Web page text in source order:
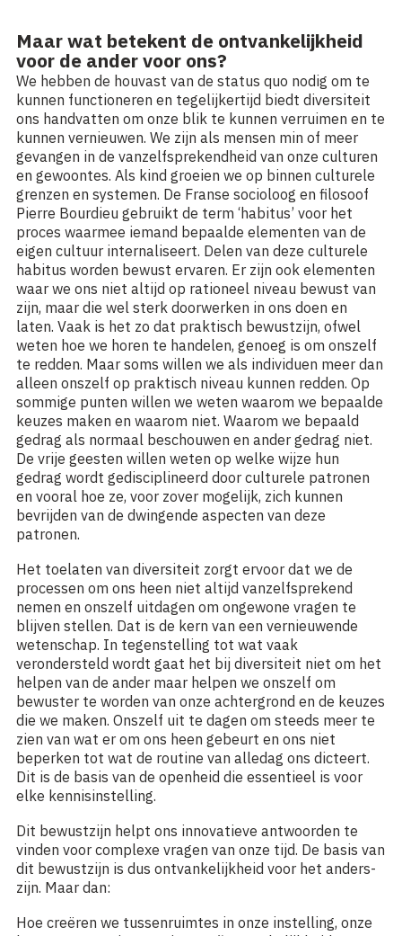
Maar wat betekent de ontvankelijkheid
voor de ander voor ons?
We hebben de houvast van de status quo nodig om te
kunnen functioneren en tegelijkertijd biedt diversiteit
ons handvatten om onze blik te kunnen verruimen en te
kunnen vernieuwen. We zijn als mensen min of meer
gevangen in de vanzelfsprekendheid van onze culturen
en gewoontes. Als kind groeien we op binnen culturele
grenzen en systemen. De Franse socioloog en filosoof
Pierre Bourdieu gebruikt de term ‘habitus’ voor het
proces waarmee iemand bepaalde elementen van de
eigen cultuur internaliseert. Delen van deze culturele
habitus worden bewust ervaren. Er zijn ook elementen
waar we ons niet altijd op rationeel niveau bewust van
zijn, maar die wel sterk doorwerken in ons doen en
laten. Vaak is het zo dat praktisch bewustzijn, ofwel
weten hoe we horen te handelen, genoeg is om onszelf
te redden. Maar soms willen we als individuen meer dan
alleen onszelf op praktisch niveau kunnen redden. Op
sommige punten willen we weten waarom we bepaalde
keuzes maken en waarom niet. Waarom we bepaald
gedrag als normaal beschouwen en ander gedrag niet.
De vrije geesten willen weten op welke wijze hun
gedrag wordt gedisciplineerd door culturele patronen
en vooral hoe ze, voor zover mogelijk, zich kunnen
bevrijden van de dwingende aspecten van deze
patronen.
Het toelaten van diversiteit zorgt ervoor dat we de
processen om ons heen niet altijd vanzelfsprekend
nemen en onszelf uitdagen om ongewone vragen te
blijven stellen. Dat is de kern van een vernieuwende
wetenschap. In tegenstelling tot wat vaak
verondersteld wordt gaat het bij diversiteit niet om het
helpen van de ander maar helpen we onszelf om
bewuster te worden van onze achtergrond en de keuzes
die we maken. Onszelf uit te dagen om steeds meer te
zien van wat er om ons heen gebeurt en ons niet
beperken tot wat de routine van alledag ons dicteert.
Dit is de basis van de openheid die essentieel is voor
elke kennisinstelling.
Dit bewustzijn helpt ons innovatieve antwoorden te
vinden voor complexe vragen van onze tijd. De basis van
dit bewustzijn is dus ontvankelijkheid voor het anders-
zijn. Maar dan:
Hoe creëren we tussenruimtes in onze instelling, onze